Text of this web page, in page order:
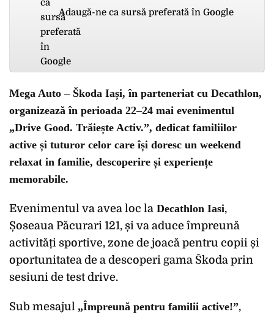
Adaugă-ne ca sursă preferată în Google
Mega Auto – Škoda Iași, în parteneriat cu Decathlon,
organizează în perioada 22–24 mai evenimentul
„Drive Good. Trăiește Activ.”, dedicat familiilor
active și tuturor celor care își doresc un weekend
relaxat in familie, descoperire și experiențe
memorabile.
Evenimentul va avea loc la Decathlon Iasi,
Șoseaua Păcurari 121, și va aduce împreună
activități sportive, zone de joacă pentru copii și
oportunitatea de a descoperi gama Škoda prin
sesiuni de test drive.
Sub mesajul „Împreună pentru familii active!”,